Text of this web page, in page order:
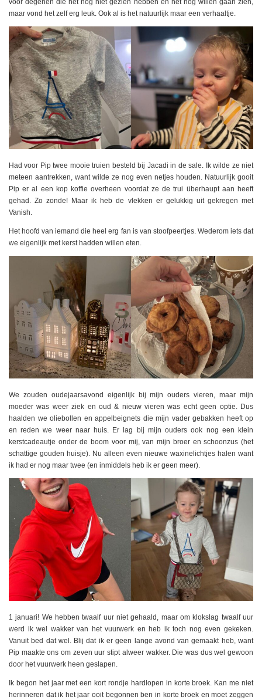
voor degenen die het nog niet gezien hebben en het nog willen gaan zien,
maar vond het zelf erg leuk. Ook al is het natuurlijk maar een verhaaltje.
Had voor Pip twee mooie truien besteld bij Jacadi in de sale. Ik wilde ze niet
meteen aantrekken, want wilde ze nog even netjes houden. Natuurlijk gooit
Pip er al een kop koffie overheen voordat ze de trui überhaupt aan heeft
gehad. Zo zonde! Maar ik heb de vlekken er gelukkig uit gekregen met
Vanish.
Het hoofd van iemand die heel erg fan is van stoofpeertjes. Wederom iets dat
we eigenlijk met kerst hadden willen eten.
We zouden oudejaarsavond eigenlijk bij mijn ouders vieren, maar mijn
moeder was weer ziek en oud & nieuw vieren was echt geen optie. Dus
haalden we oliebollen en appelbeignets die mijn vader gebakken heeft op
en reden we weer naar huis. Er lag bij mijn ouders ook nog een klein
kerstcadeautje onder de boom voor mij, van mijn broer en schoonzus (het
schattige gouden huisje). Nu alleen even nieuwe waxinelichtjes halen want
ik had er nog maar twee (en inmiddels heb ik er geen meer).
1 januari! We hebben twaalf uur niet gehaald, maar om klokslag twaalf uur
werd ik wel wakker van het vuurwerk en heb ik toch nog even gekeken.
Vanuit bed dat wel. Blij dat ik er geen lange avond van gemaakt heb, want
Pip maakte ons om zeven uur stipt alweer wakker. Die was dus wel gewoon
door het vuurwerk heen geslapen.
Ik begon het jaar met een kort rondje hardlopen in korte broek. Kan me niet
herinneren dat ik het jaar ooit begonnen ben in korte broek en moet zeggen